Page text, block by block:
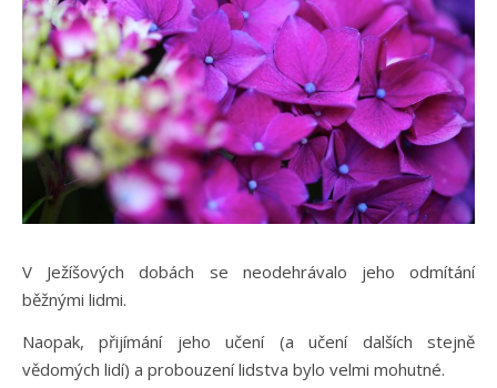
V Ježíšových dobách se neodehrávalo jeho odmítání
běžnými lidmi.
Naopak, přijímání jeho učení (a učení dalších stejně
vědomých lidí) a probouzení lidstva bylo velmi mohutné.